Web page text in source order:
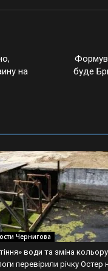
на
буде
Чернигова
води та зміна
перевірили річку Остер